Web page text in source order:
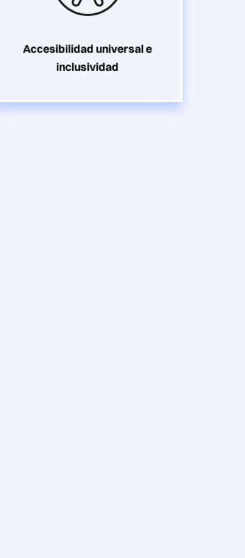
Accesibilidad universal e
inclusividad